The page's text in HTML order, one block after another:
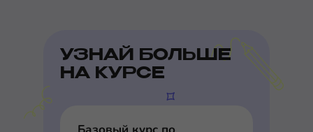
УЗНАЙ БОЛЬШЕ
НА КУРСЕ